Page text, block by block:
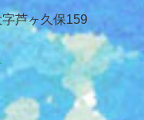
芦ヶ久保159